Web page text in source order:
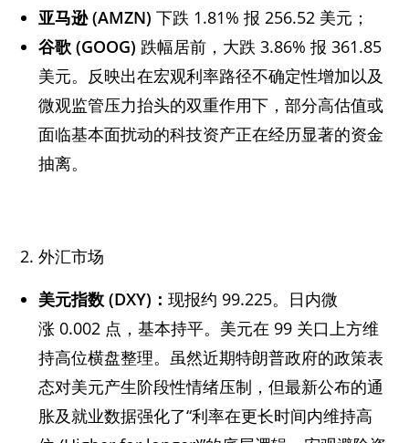
亚马逊 (AMZN)下跌 1.81% 报 256.52 美元；
谷歌 (GOOG) 跌幅居前，大跌 3.86% 报 361.85
美元。反映出在宏观利率路径不确定性增加以及
微观监管压力抬头的双重作用下，部分高估值或
面临基本面扰动的科技资产正在经历显著的资金
抽离。
外汇市场
美元指数 (DXY)：现报约 99.225。日内微
涨 0.002 点，基本持平。美元在 99 关口上方维
持高位横盘整理。虽然近期特朗普政府的政策表
态对美元产生阶段性情绪压制，但最新公布的通
胀及就业数据强化了“利率在更长时间内维持高